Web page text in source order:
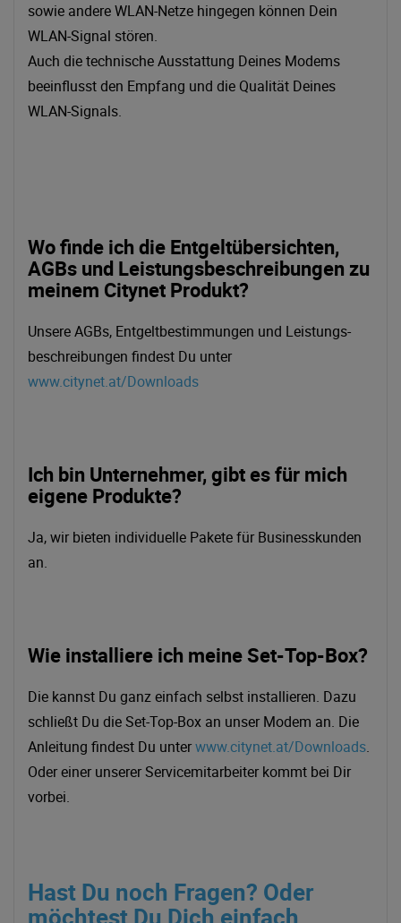
sowie andere WLAN-Netze hingegen können Dein
WLAN-Signal stören.
Auch die technische Ausstattung Deines Modems
beeinflusst den Empfang und die Qualität Deines
WLAN-Signals.
Wo finde ich die Entgeltübersichten,
AGBs und Leistungsbeschreibungen zu
meinem Citynet Produkt?
Unsere AGBs, Entgeltbestimmungen und Leistungs-
beschreibungen findest Du unter
www.citynet.at/Downloads
Ich bin Unternehmer, gibt es für mich
eigene Produkte?
Ja, wir bieten individuelle Pakete für Businesskunden
an.
Wie installiere ich meine Set-Top-Box?
Die kannst Du ganz einfach selbst installieren. Dazu
schließt Du die Set-Top-Box an unser Modem an. Die
Anleitung findest Du unterwww.citynet.at/Downloads.
Oder einer unserer Servicemitarbeiter kommt bei Dir
vorbei.
Hast Du noch Fragen? Oder